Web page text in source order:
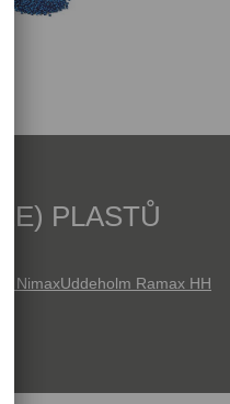
PLASTŮ
NimaxUddeholm Ramax HH